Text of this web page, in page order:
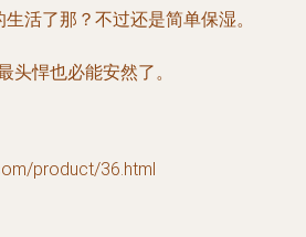
活了那？不过还是简单保湿。
悍也必能安然了。
product/36.html